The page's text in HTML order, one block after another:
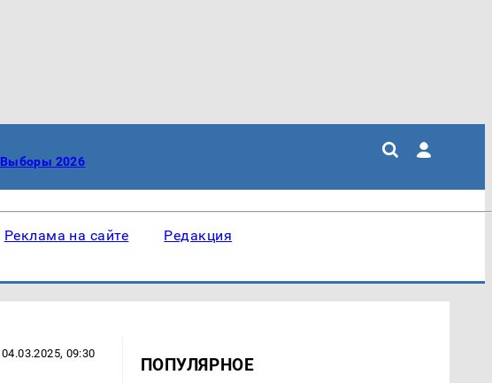
Выборы 2026
Реклама на сайте Редакция
04.03.2025, 09:30
ПОПУЛЯРНОЕ